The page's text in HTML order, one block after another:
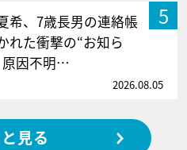
5
希、7歳長男の連絡帳
れた衝撃の“お知ら
因不明…
2026.08.05
見る